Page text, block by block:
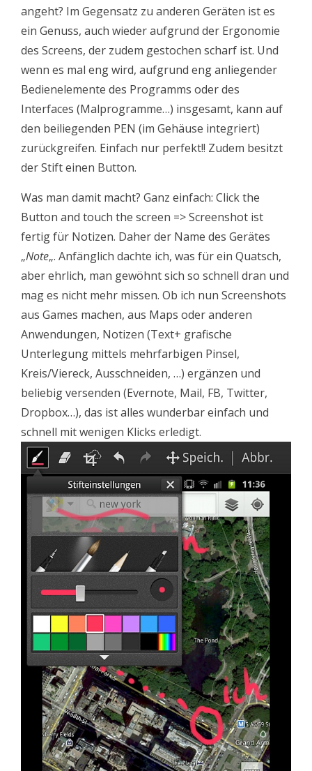
angeht? Im Gegensatz zu anderen Geräten ist es
ein Genuss, auch wieder aufgrund der Ergonomie
des Screens, der zudem gestochen scharf ist. Und
wenn es mal eng wird, aufgrund eng anliegender
Bedienelemente des Programms oder des
Interfaces (Malprogramme…) insgesamt, kann auf
den beiliegenden PEN (im Gehäuse integriert)
zurückgreifen. Einfach nur perfekt!! Zudem besitzt
der Stift einen Button.
Was man damit macht? Ganz einfach: Click the
Button and touch the screen => Screenshot ist
fertig für Notizen. Daher der Name des Gerätes
„Note„. Anfänglich dachte ich, was für ein Quatsch,
aber ehrlich, man gewöhnt sich so schnell dran und
mag es nicht mehr missen. Ob ich nun Screenshots
aus Games machen, aus Maps oder anderen
Anwendungen, Notizen (Text+ grafische
Unterlegung mittels mehrfarbigen Pinsel,
Kreis/Viereck, Ausschneiden, …) ergänzen und
beliebig versenden (Evernote, Mail, FB, Twitter,
Dropbox…), das ist alles wunderbar einfach und
schnell mit wenigen Klicks erledigt.